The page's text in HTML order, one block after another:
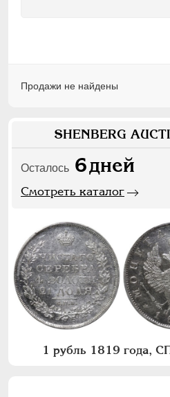
Продажи не найдены
SHENBERG
Осталось 6дней
Смотреть каталог
1 рубль 1819 года,